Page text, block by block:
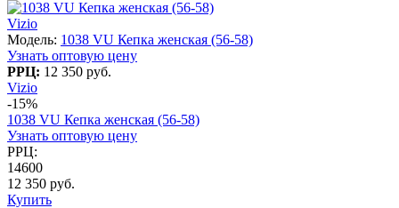
Vizio
Модель: 1038 VU Кепка женская (56-58)
Узнать оптовую цену
РРЦ: 12 350 руб.
Vizio
-15%
1038 VU Кепка женская (56-58)
Узнать оптовую цену
РРЦ:
14600
12 350 руб.
Купить